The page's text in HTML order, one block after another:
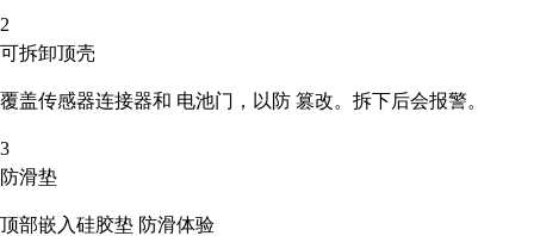
2
可拆卸顶壳
覆盖传感器连接器和 电池门，以防 篡改。拆下后会报警。
3
防滑垫
顶部嵌入硅胶垫 防滑体验